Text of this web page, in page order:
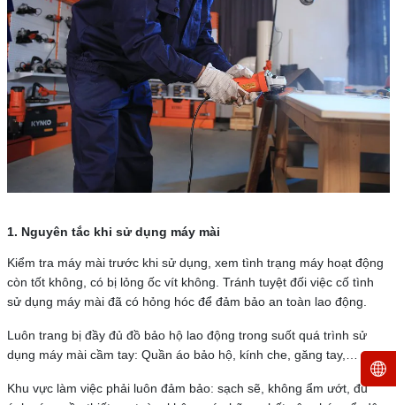
1. Nguyên tắc khi sử dụng máy mài
Kiểm tra máy mài trước khi sử dụng, xem tình trạng máy hoạt động
còn tốt không, có bị lỏng ốc vít không. Tránh tuyệt đối việc cố tình
sử dụng máy mài đã có hỏng hóc để đảm bảo an toàn lao động.
Luôn trang bị đầy đủ đồ bảo hộ lao động trong suốt quá trình sử
dụng máy mài cầm tay: Quần áo bảo hộ, kính che, găng tay,…
Khu vực làm việc phải luôn đảm bảo: sạch sẽ, không ẩm ướt, đủ